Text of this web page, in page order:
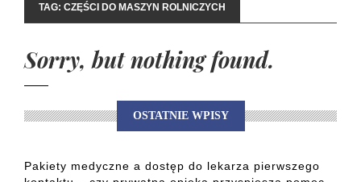
TAG: CZĘŚCI DO MASZYN ROLNICZYCH
Sorry, but nothing found.
OSTATNIE WPISY
Pakiety medyczne a dostęp do lekarza pierwszego